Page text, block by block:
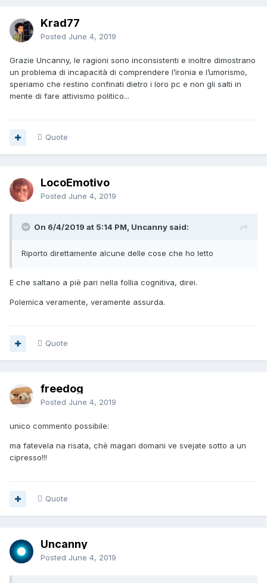
Krad77
Posted June 4, 2019
Grazie Uncanny, le ragioni sono inconsistenti e inoltre dimostrano
un problema di incapacità di comprendere l’ironia e l’umorismo,
speriamo che restino confinati dietro i loro pc e non gli salti in
mente di fare attivismo politico...
Quote
LocoEmotivo
Posted June 4, 2019
On 6/4/2019 at 5:14 PM, Uncanny said:
Riporto direttamente alcune delle cose che ho letto
E che saltano a piè pari nella follia cognitiva, direi.
Polemica veramente, veramente assurda.
Quote
freedog
Posted June 4, 2019
unico commento possibile:
ma fatevela na risata, chè magari domani ve svejate sotto a un
cipresso!!!
Quote
Uncanny
Posted June 4, 2019